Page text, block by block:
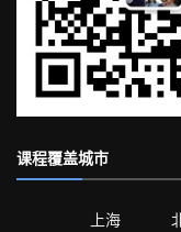
课程覆盖城市
上海